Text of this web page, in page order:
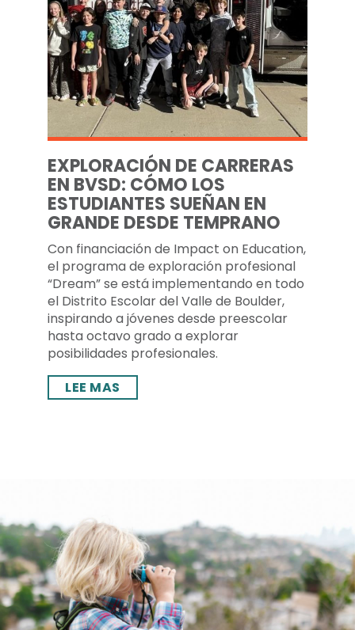
EXPLORACIÓN DE CARRERAS
EN BVSD: CÓMO LOS
ESTUDIANTES SUEÑAN EN
GRANDE DESDE TEMPRANO
Con financiación de Impact on Education,
el programa de exploración profesional
“Dream” se está implementando en todo
el Distrito Escolar del Valle de Boulder,
inspirando a jóvenes desde preescolar
hasta octavo grado a explorar
posibilidades profesionales.
LEE MAS